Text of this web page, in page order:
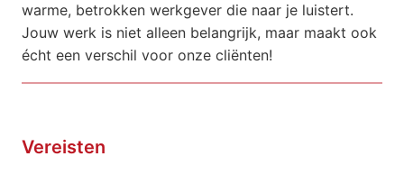
warme, betrokken werkgever die naar je luistert.
Jouw werk is niet alleen belangrijk, maar maakt ook
écht een verschil voor onze cliënten!
Vereisten